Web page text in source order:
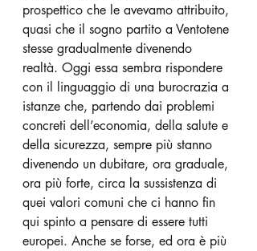
prospettico che le avevamo attribuito,
quasi che il sogno partito a Ventotene
stesse gradualmente divenendo
realtà. Oggi essa sembra rispondere
con il linguaggio di una burocrazia a
istanze che, partendo dai problemi
concreti dell’economia, della salute e
della sicurezza, sempre più stanno
divenendo un dubitare, ora graduale,
ora più forte, circa la sussistenza di
quei valori comuni che ci hanno fin
qui spinto a pensare di essere tutti
europei. Anche se forse, ed ora è più